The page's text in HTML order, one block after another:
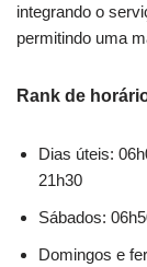
integrando o
permitindo uma
Rank de
Dias úteis:
21h30
Sábados:
Domingos e